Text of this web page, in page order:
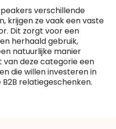
verschillende
krijgen ze vaak een vaste
Dit zorgt voor een
herhaald gebruik,
natuurlijke manier
van deze categorie een
die willen investeren in
relatiegeschenken.